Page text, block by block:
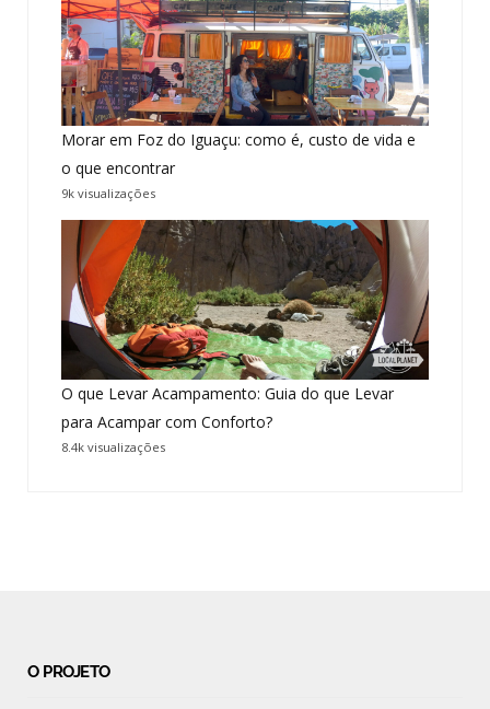
Morar em Foz do Iguaçu: como é, custo de vida e
o que encontrar
9k visualizações
O que Levar Acampamento: Guia do que Levar
para Acampar com Conforto?
8.4k visualizações
O PROJETO